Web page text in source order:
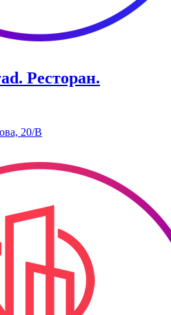
Ресторан.
20/В